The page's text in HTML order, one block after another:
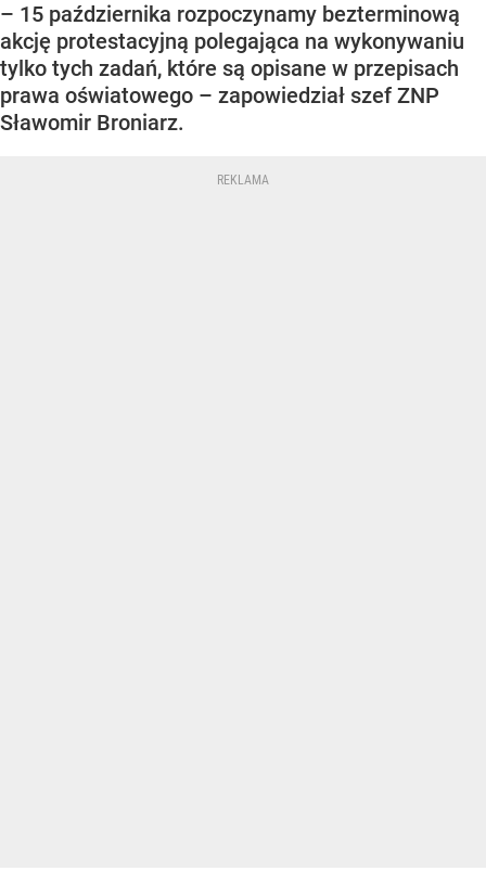
– 15 października rozpoczynamy bezterminową
akcję protestacyjną polegająca na wykonywaniu
tylko tych zadań, które są opisane w przepisach
prawa oświatowego – zapowiedział szef ZNP
Sławomir Broniarz.